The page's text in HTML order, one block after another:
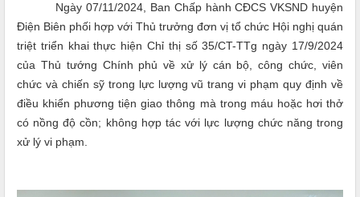
Ngày 07/11/2024, Ban Chấp hành CĐCS VKSND huyện
Điện Biên phối hợp với Thủ trưởng đơn vị tổ chức Hội nghị quán
triệt triển khai thực hiện Chỉ thị số 35/CT-TTg ngày 17/9/2024
của Thủ tướng Chính phủ về xử lý cán bộ, công chức, viên
chức và chiến sỹ trong lực lượng vũ trang vi phạm quy định về
điều khiển phương tiện giao thông mà trong máu hoặc hơi thở
có nồng độ cồn; không hợp tác với lực lượng chức năng trong
xử lý vi phạm.